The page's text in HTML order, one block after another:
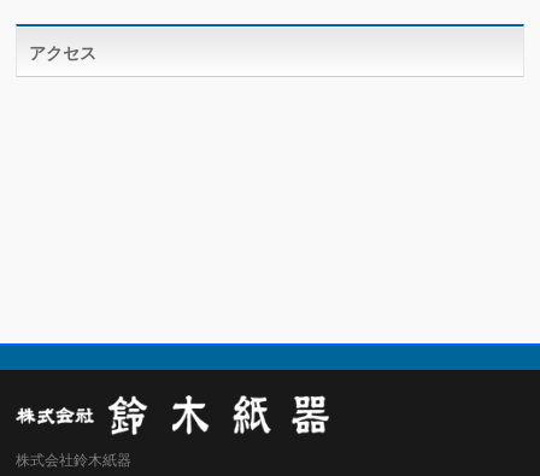
アクセス
株式会社鈴木紙器